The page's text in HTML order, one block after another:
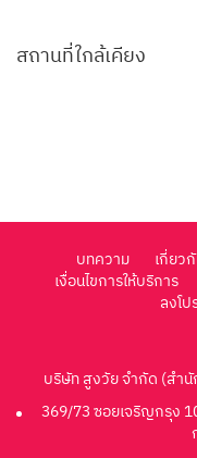
สถานที่ใกล้เคียง
บทความ เกี่ยว
เงื่อนไขการให้บริการ
ลงโ
บริษัท สูงวัย จำกัด (สำ
369/73 ซอยเจริญกรุง